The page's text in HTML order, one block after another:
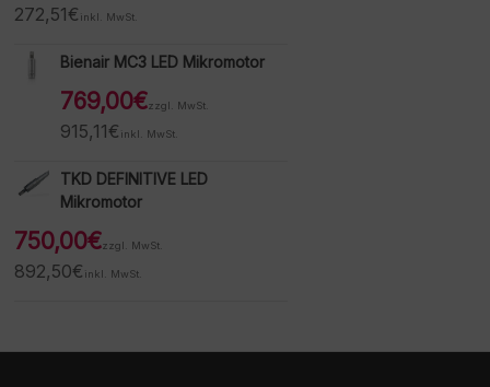
272,51€ inkl. MwSt.
Bienair MC3 LED Mikromotor
769,00€zzgl. MwSt.
915,11€ inkl. MwSt.
TKD DEFINITIVE LED
Mikromotor
750,00€zzgl. MwSt.
892,50€ inkl. MwSt.